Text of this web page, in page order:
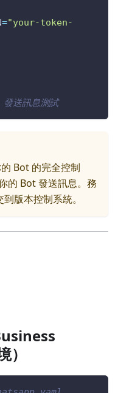
="your-token-
送訊息測試
Bot 的完全控制
的 Bot 發送訊息。務
版本控制系統。